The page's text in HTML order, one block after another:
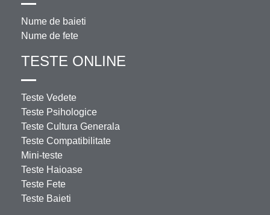
Nume de baieti
Nume de fete
TESTE ONLINE
Teste Vedete
Teste Psihologice
Teste Cultura Generala
Teste Compatibilitate
Mini-teste
Teste Haioase
Teste Fete
Teste Baieti